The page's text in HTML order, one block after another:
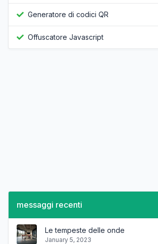
Generatore di codici QR
Offuscatore Javascript
messaggi recenti
Le tempeste delle onde
January 5, 2023